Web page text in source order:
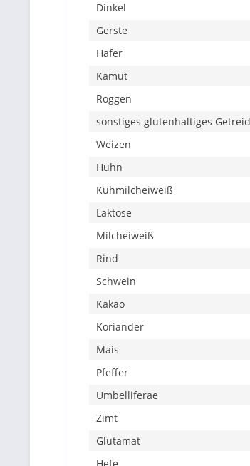
Dinkel
Gerste
Hafer
Kamut
Roggen
sonstiges glutenhaltiges
Weizen
Huhn
Kuhmilcheiweiß
Laktose
Milcheiweiß
Rind
Schwein
Kakao
Koriander
Mais
Pfeffer
Umbelliferae
Zimt
Glutamat